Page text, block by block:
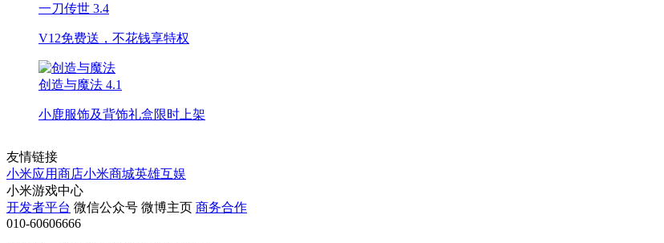
一刀传世 3.4
V12免费送，不花钱享特权
创造与魔法 4.1
小鹿服饰及背饰礼盒限时上架
友情链接
小米应用商店小米商城英雄互娱
小米游戏中心
开发者平台 微信公众号 微博主页 商务合作
010-60606666